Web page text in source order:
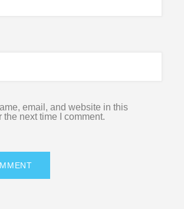
email, and website in this
the next time I comment.